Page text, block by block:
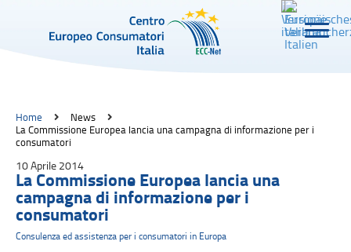
Home
News
La Commissione Europea lancia una campagna di informazione per i
consumatori
10 Aprile 2014
La Commissione Europea lancia una
campagna di informazione per i
consumatori
Consulenza ed assistenza per i consumatori in Europa